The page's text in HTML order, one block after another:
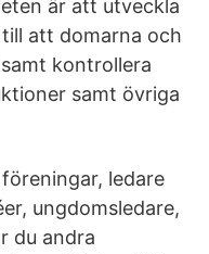
är att utveckla
att domarna och
kontrollera
samt övriga
ledare
ungdomsledare,
du andra